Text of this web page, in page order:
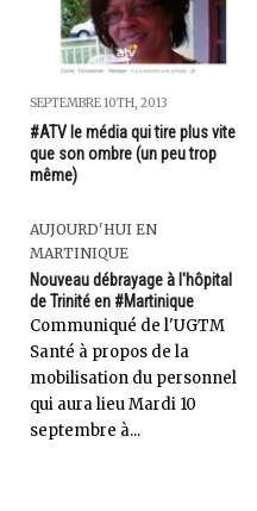
SEPTEMBRE 10TH, 2013
#ATV le média qui tire plus vite
que son ombre (un peu trop
même)
AUJOURD'HUI EN
MARTINIQUE
Nouveau débrayage à l'hôpital
de Trinité en #Martinique
Communiqué de l'UGTM
Santé à propos de la
mobilisation du personnel
qui aura lieu Mardi 10
septembre à...